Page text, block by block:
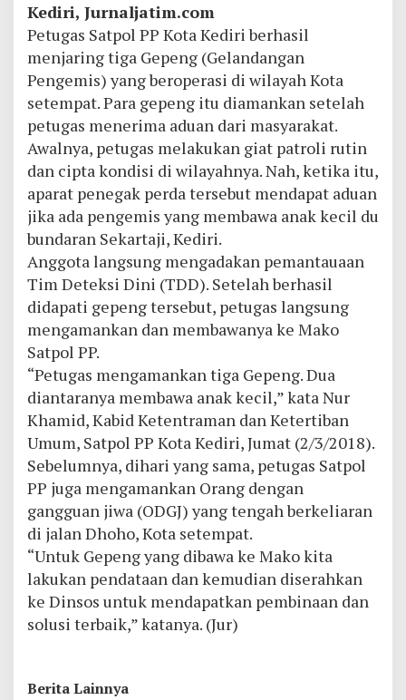
Kediri, Jurnaljatim.com
Petugas Satpol PP Kota Kediri berhasil
menjaring tiga Gepeng (Gelandangan
Pengemis) yang beroperasi di wilayah Kota
setempat. Para gepeng itu diamankan setelah
petugas menerima aduan dari masyarakat.
Awalnya, petugas melakukan giat patroli rutin
dan cipta kondisi di wilayahnya. Nah, ketika itu,
aparat penegak perda tersebut mendapat aduan
jika ada pengemis yang membawa anak kecil du
bundaran Sekartaji, Kediri.
Anggota langsung mengadakan pemantauaan
Tim Deteksi Dini (TDD). Setelah berhasil
didapati gepeng tersebut, petugas langsung
mengamankan dan membawanya ke Mako
Satpol PP.
“Petugas mengamankan tiga Gepeng. Dua
diantaranya membawa anak kecil,” kata Nur
Khamid, Kabid Ketentraman dan Ketertiban
Umum, Satpol PP Kota Kediri, Jumat (2/3/2018).
Sebelumnya, dihari yang sama, petugas Satpol
PP juga mengamankan Orang dengan
gangguan jiwa (ODGJ) yang tengah berkeliaran
di jalan Dhoho, Kota setempat.
“Untuk Gepeng yang dibawa ke Mako kita
lakukan pendataan dan kemudian diserahkan
ke Dinsos untuk mendapatkan pembinaan dan
solusi terbaik,” katanya. (Jur)
Berita Lainnya